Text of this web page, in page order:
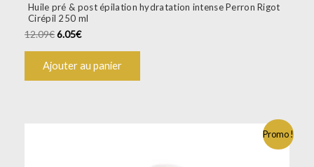
Huile pré & post épilation hydratation intense Perron Rigot
Cirépil 250 ml
12.09€6.05€
Ajouter au panier
Promo !